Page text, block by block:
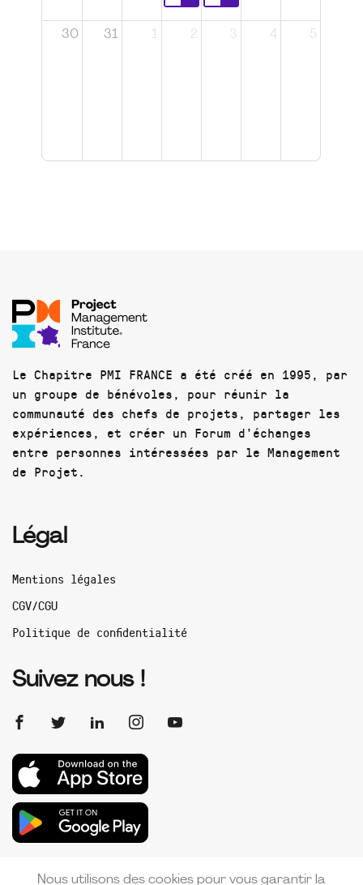
30 31 1 2 3 4 5
Le Chapitre PMI FRANCE a été créé en 1995, par
un groupe de bénévoles, pour réunir la
communauté des chefs de projets, partager les
expériences, et créer un Forum d'échanges
entre personnes intéressées par le Management
de Projet.
Légal
Mentions légales
CGV/CGU
Politique de confidentialité
Suivez nous !
Nous utilisons des cookies pour vous garantir la